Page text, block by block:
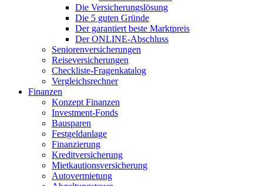
Die Versicherungslösung
Die 5 guten Gründe
Der garantiert beste Marktpreis
Der ONLINE-Abschluss
Seniorenversicherungen
Reiseversicherungen
Checkliste-Fragenkatalog
Vergleichsrechner
Finanzen
Konzept Finanzen
Investment-Fonds
Bausparen
Festgeldanlage
Finanzierung
Kreditversicherung
Mietkautionsversicherung
Autovermietung